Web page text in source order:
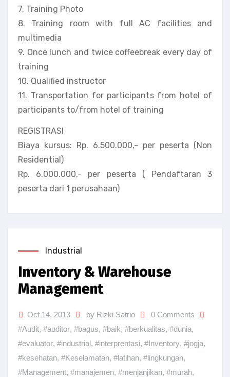
7. Training Photo
8. Training room with full AC facilities and
multimedia
9. Once lunch and twice coffeebreak every day of
training
10. Qualified instructor
11. Transportation for participants from hotel of
participants to/from hotel of training
REGISTRASI
Biaya kursus: Rp. 6.500.000,- per peserta (Non
Residential)
Rp. 6.000.000,- per peserta ( Pendaftaran 3
peserta dari 1 perusahaan)
Industrial
Inventory & Warehouse
Management
Oct 14, 2013 by Rizki Satrio
0 Comments
#Audit, #auditor, #bagus, #baik, #berkualitas, #dunia,
#evaluator, #industrial, #interprentasi, #Inventory, #jogja,
#kesehatan, #Keselamatan, #latihan, #lingkungan,
#Management, #manajemen, #menjanjikan, #murah,